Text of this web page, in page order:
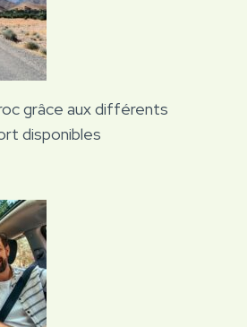
grâce aux différents
disponibles